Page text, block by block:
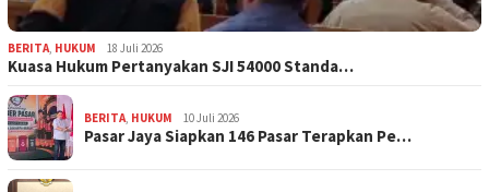
BERITA HUKUM 18 Juli 2026
Kuasa Hukum Pertanyakan SJI 54000 Standa…
BERITA HUKUM 10 Juli 2026
Pasar Jaya Siapkan 146 Pasar Terapkan Pe…